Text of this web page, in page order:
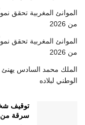
من 2026
من 2026
الملك محمد السادس يهنئ
الوطني لبلاده
توقيف
سرقة من